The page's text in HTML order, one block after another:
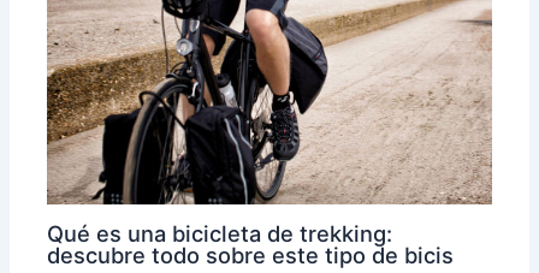
Qué es una bicicleta de trekking:
descubre todo sobre este tipo de bicis